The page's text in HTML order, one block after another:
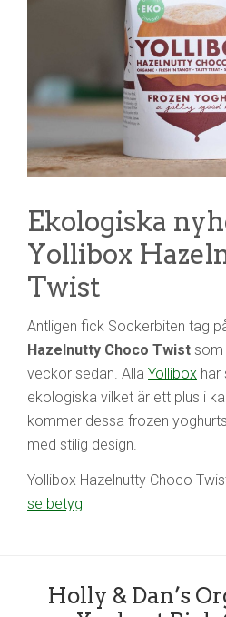
Ekologiska
Yollibox
Twist
Äntligen fick Sockerbiten tag
Hazelnutty Choco Twist som
veckor sedan. Alla Yollibox har
ekologiska vilket är ett plus i
kommer dessa frozen
med stilig design.
Yollibox Hazelnutty Choco
se betyg
Holly & Dan’s